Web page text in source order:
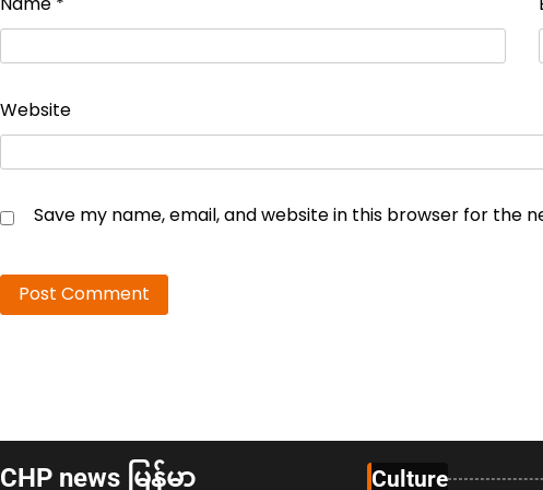
Website
Save my name, email, and website in this browser for the
CHP news မြန်မာ Culture